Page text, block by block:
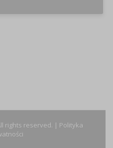
rights reserved. | Polityka